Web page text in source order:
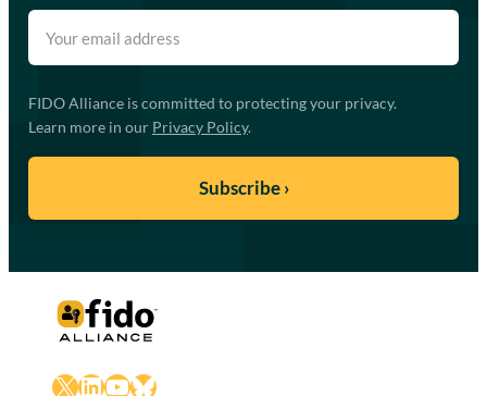
FIDO Alliance is committed to protecting your privacy.
Learn more in our Privacy Policy.
X LinkedIn
YouTube
Bluesky